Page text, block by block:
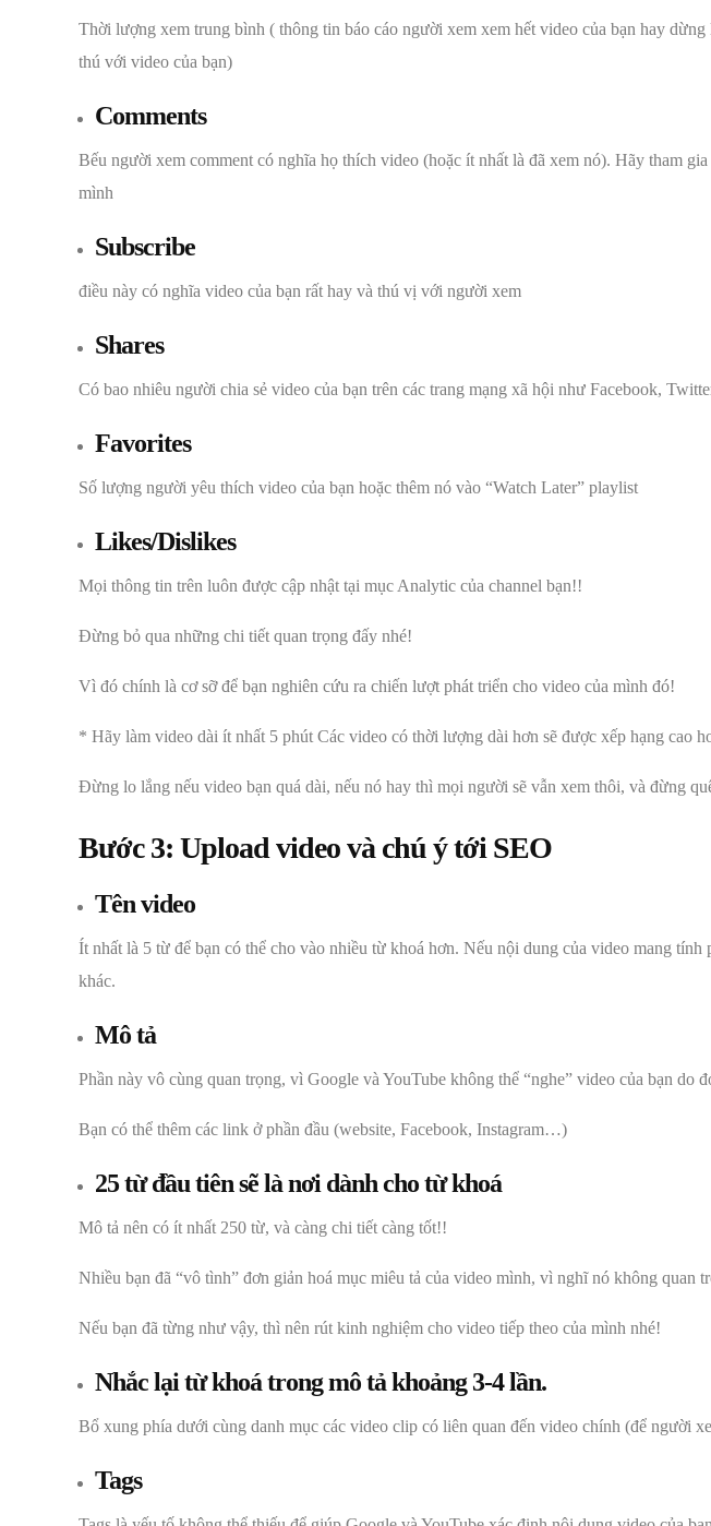
Thời lượng xem trung bình ( thông tin báo cáo người xem xem hết video của bạn hay
thú với video của bạn)
Comments
Bếu người xem comment có nghĩa họ thích video (hoặc ít nhất là đã xem nó). Hãy tham
mình
Subscribe
điều này có nghĩa video của bạn rất hay và thú vị với người xem
Shares
Có bao nhiêu người chia sẻ video của bạn trên các trang mạng xã hội như Facebook,
Favorites
Số lượng người yêu thích video của bạn hoặc thêm nó vào “Watch Later” playlist
Likes/Dislikes
Mọi thông tin trên luôn được cập nhật tại mục Analytic của channel bạn!!
Đừng bỏ qua những chi tiết quan trọng đấy nhé!
Vì đó chính là cơ sỡ để bạn nghiên cứu ra chiến lượt phát triển cho video của mình đó!
* Hãy làm video dài ít nhất 5 phút Các video có thời lượng dài hơn sẽ được xếp hạng cao
Đừng lo lắng nếu video bạn quá dài, nếu nó hay thì mọi người sẽ vẫn xem thôi, và đừng
Bước 3: Upload video và chú ý tới SEO
Tên video
Ít nhất là 5 từ để bạn có thể cho vào nhiều từ khoá hơn. Nếu nội dung của video mang
khác.
Mô tả
Phần này vô cùng quan trọng, vì Google và YouTube không thể “nghe” video của bạn do
Bạn có thể thêm các link ở phần đầu (website, Facebook, Instagram…)
25 từ đầu tiên sẽ là nơi dành cho từ khoá
Mô tả nên có ít nhất 250 từ, và càng chi tiết càng tốt!!
Nhiều bạn đã “vô tình” đơn giản hoá mục miêu tả của video mình, vì nghĩ nó không quan
Nếu bạn đã từng như vậy, thì nên rút kinh nghiệm cho video tiếp theo của mình nhé!
Nhắc lại từ khoá trong mô tả khoảng 3-4 lần.
Bổ xung phía dưới cùng danh mục các video clip có liên quan đến video chính (để người
Tags